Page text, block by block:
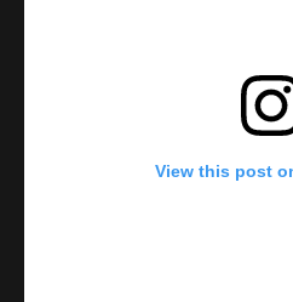
View this post